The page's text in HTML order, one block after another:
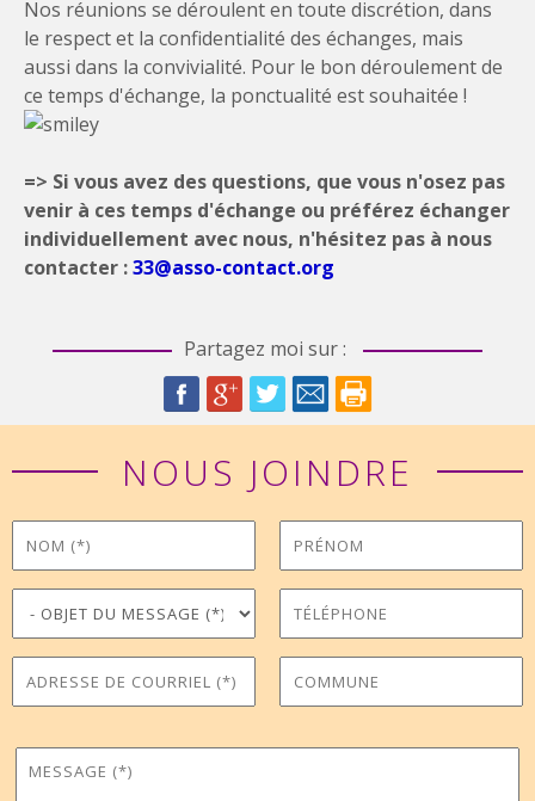
Nos réunions se déroulent en toute discrétion, dans
le respect et la confidentialité des échanges, mais
aussi dans la convivialité. Pour le bon déroulement de
ce temps d'échange, la ponctualité est souhaitée !
=> Si vous avez des questions, que vous n'osez pas
venir à ces temps d'échange ou préférez échanger
individuellement avec nous, n'hésitez pas à nous
contacter :33@asso-contact.org
Partagez moi sur :
NOUS JOINDRE
Nom*
Prénom
Objet du message *
Téléphone
Adresse de courriel*
Commune
Message*